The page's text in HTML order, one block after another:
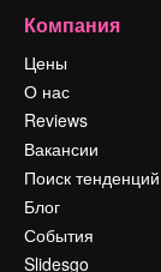
Компания
Цены
О нас
Reviews
Вакансии
Поиск тенденций
Блог
События
Slidesgo